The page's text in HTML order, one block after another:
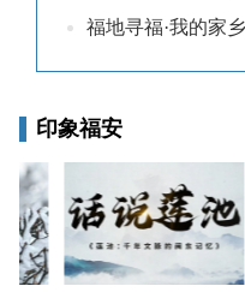
印象福安